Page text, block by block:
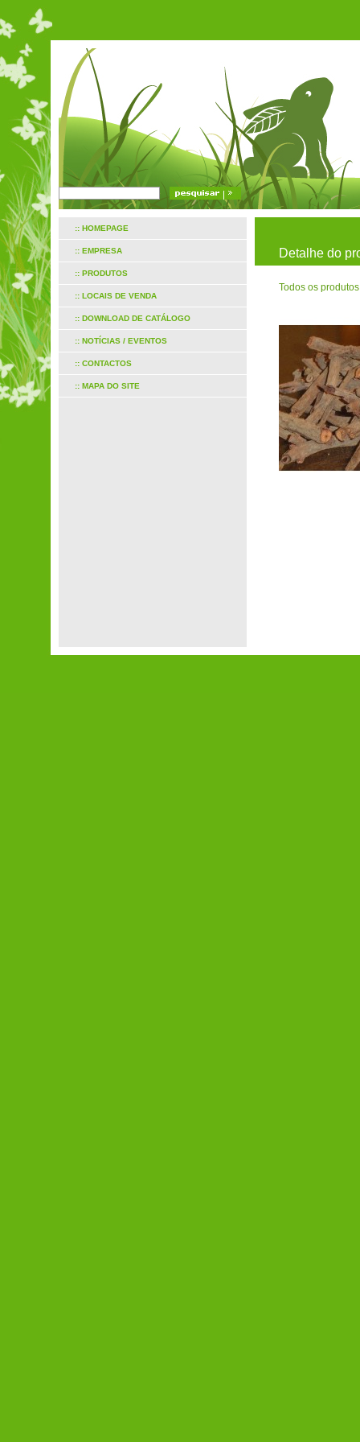
:: HOMEPAGE
:: EMPRESA
:: PRODUTOS
:: LOCAIS DE VENDA
:: DOWNLOAD DE CATÁLOGO
:: NOTÍCIAS / EVENTOS
:: CONTACTOS
:: MAPA DO SITE
Detalhe do
Todos os produtos